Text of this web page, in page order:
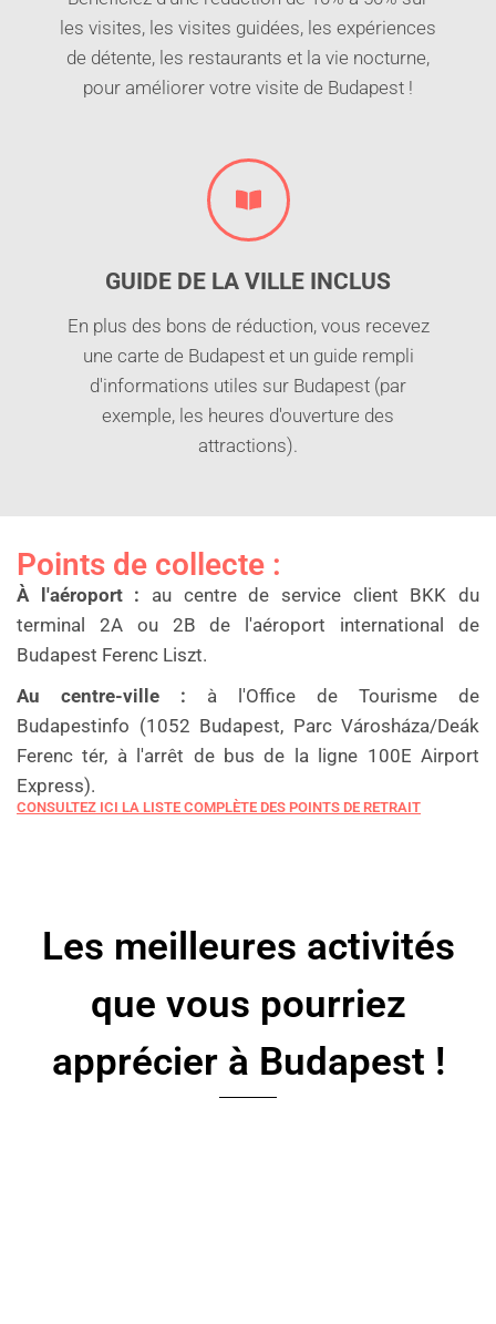
les visites, les visites guidées, les expériences
de détente, les restaurants et la vie nocturne,
pour améliorer votre visite de Budapest !
GUIDE DE LA VILLE INCLUS
En plus des bons de réduction, vous recevez
une carte de Budapest et un guide rempli
d'informations utiles sur Budapest (par
exemple, les heures d'ouverture des
attractions).
Points de collecte :
À l'aéroport : au centre de service client BKK du
terminal 2A ou 2B de l'aéroport international de
Budapest Ferenc Liszt.
Au centre-ville : à l'Office de Tourisme de
Budapestinfo (1052 Budapest, Parc Városháza/Deák
Ferenc tér, à l'arrêt de bus de la ligne 100E Airport
Express).
CONSULTEZ ICI LA LISTE COMPLÈTE DES POINTS DE RETRAIT
Les meilleures activités
que vous pourriez
apprécier à Budapest !